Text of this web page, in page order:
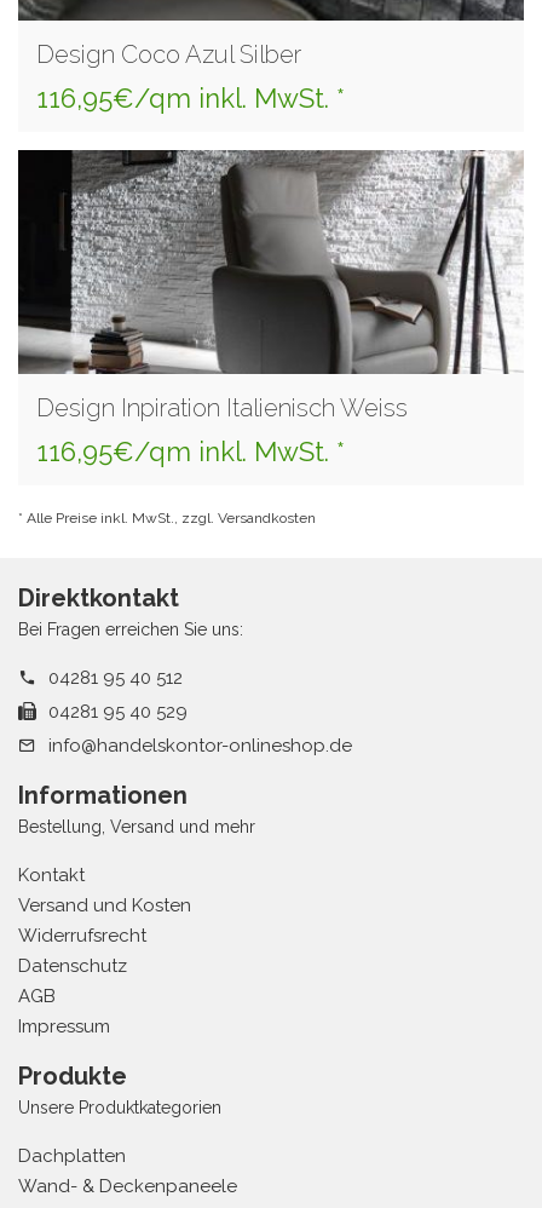
Design Coco Azul Silber
116,95€/qm inkl. MwSt. *
Design Inpiration Italienisch Weiss
116,95€/qm inkl. MwSt. *
* Alle Preise inkl. MwSt., zzgl. Versandkosten
Direktkontakt
Bei Fragen erreichen Sie uns:
04281 95 40 512
04281 95 40 529
info@handelskontor-onlineshop.de
Informationen
Bestellung, Versand und mehr
Kontakt
Versand und Kosten
Widerrufsrecht
Datenschutz
AGB
Impressum
Produkte
Unsere Produktkategorien
Dachplatten
Wand- & Deckenpaneele